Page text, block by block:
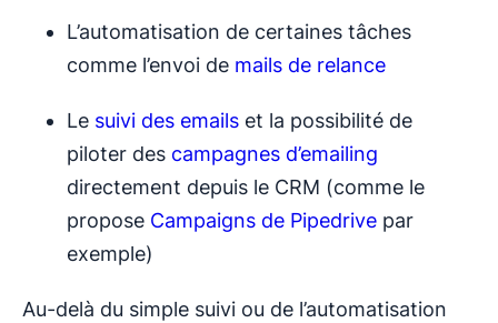
L’automatisation de certaines tâches
comme l’envoi de mails de relance
Le suivi des emails et la possibilité de
piloter des campagnes d’emailing
directement depuis le CRM (comme le
propose Campaigns de Pipedrive par
exemple)
Au-delà du simple suivi ou de l’automatisation